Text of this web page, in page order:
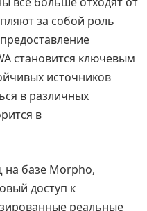
за собой роль
становится ключевым
источников
в различных
в
на базе Morpho,
доступ к
реальные